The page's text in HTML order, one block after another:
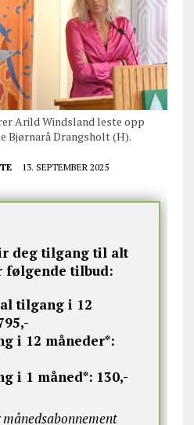
Arild Windsland leste opp
Bjørnarå Drangsholt (H).
13. SEPTEMBER 2025
deg tilgang til alt
følgende tilbud:
tilgang i 12
i 12 måneder*:
i 1 måned*: 130,-